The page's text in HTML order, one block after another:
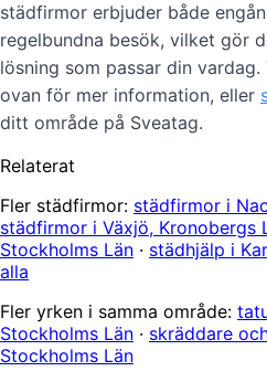
städfirmor erbjuder både
regelbundna besök, vilket gör
lösning som passar din
ovan för mer information, eller
ditt område på Sveatag.
Relaterat
Fler städfirmor: städfirmor i
städfirmor i Växjö, Kronobergs
Stockholms Län · städhjälp i
alla
Fler yrken i samma område:
Stockholms Län · skräddare
Stockholms Län